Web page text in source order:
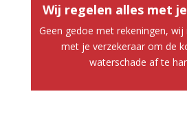
Wij regelen alles met
Geen gedoe met rekeningen,
met je verzekeraar om de
waterschade af te